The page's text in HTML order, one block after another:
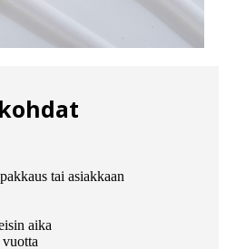
tai asiakkaan
aika